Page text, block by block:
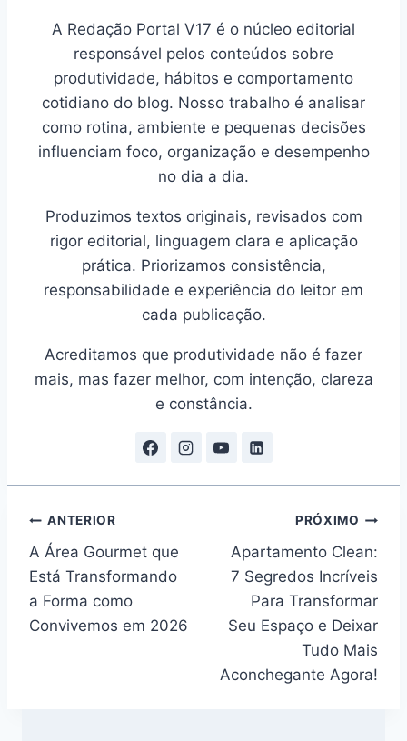
A Redação Portal V17 é o núcleo editorial
responsável pelos conteúdos sobre
produtividade, hábitos e comportamento
cotidiano do blog. Nosso trabalho é analisar
como rotina, ambiente e pequenas decisões
influenciam foco, organização e desempenho
no dia a dia.
Produzimos textos originais, revisados com
rigor editorial, linguagem clara e aplicação
prática. Priorizamos consistência,
responsabilidade e experiência do leitor em
cada publicação.
Acreditamos que produtividade não é fazer
mais, mas fazer melhor, com intenção, clareza
e constância.
Navegação
de
Post
ANTERIOR
A Área Gourmet que
Está Transformando
a Forma como
Convivemos em 2026
PRÓXIMO
Apartamento Clean:
7 Segredos Incríveis
Para Transformar
Seu Espaço e Deixar
Tudo Mais
Aconchegante Agora!